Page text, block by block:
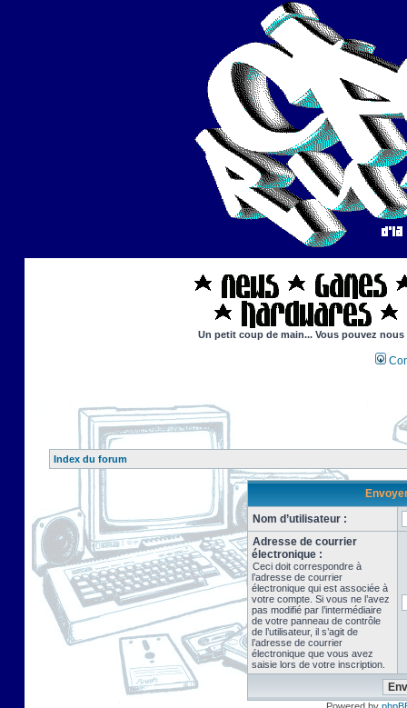
Un petit coup de main... Vous pouvez
Index du forum
Nom d’utilisateur :
Adresse de courrier
électronique :
Ceci doit correspondre à
l’adresse de courrier
électronique qui est associée à
votre compte. Si vous ne l’avez
pas modifié par l’intermédiaire
de votre panneau de contrôle
de l’utilisateur, il s’agit de
l’adresse de courrier
électronique que vous avez
saisie lors de votre inscription.